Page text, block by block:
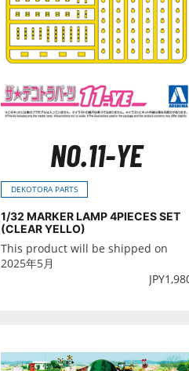
NO.11-YE
DEKOTORA PARTS
1/32 MARKER LAMP 4PIECES SET
(CLEAR YELLO)
This product will be shipped on
2025年5月
JPY